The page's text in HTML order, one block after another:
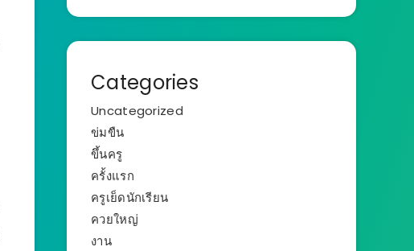
Categories
Uncategorized
ข่มขืน
ขึ้นครู
ครั้งแรก
ครูเย็ดนักเรียน
ควยใหญ่
งาน